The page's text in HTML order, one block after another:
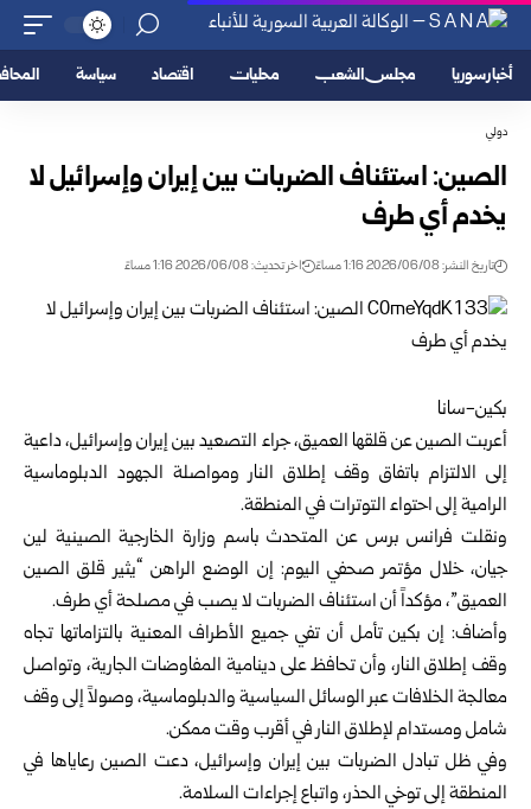
أخبار سوريا مجلس الشعب محليات اقتصاد سياسة
دولي
الصين: استئناف الضربات بين إيران وإسرائيل لا
يخدم أي طرف
تاريخ النشر: 2026/06/08 1:16 مساءً اخر تحديث: 2026/06/08 1:16 مساءً
بكين-سانا
أعربت الصين عن قلقها العميق، جراء التصعيد بين إيران وإسرائيل، داعية
إلى الالتزام باتفاق وقف إطلاق النار ومواصلة الجهود الدبلوماسية
الرامية إلى احتواء التوترات في المنطقة.
ونقلت فرانس برس عن المتحدث باسم وزارة الخارجية الصينية لين
جيان، خلال مؤتمر صحفي اليوم: إن الوضع الراهن “يثير قلق الصين
العميق”، مؤكداً أن استئناف الضربات لا يصب في مصلحة أي طرف.
وأضاف: إن بكين تأمل أن تفي جميع الأطراف المعنية بالتزاماتها تجاه
وقف إطلاق النار، وأن تحافظ على دينامية المفاوضات الجارية، وتواصل
معالجة الخلافات عبر الوسائل السياسية والدبلوماسية، وصولاً إلى وقف
شامل ومستدام لإطلاق النار في أقرب وقت ممكن.
وفي ظل تبادل الضربات بين إيران وإسرائيل، دعت الصين رعاياها في
المنطقة إلى توخي الحذر، واتباع إجراءات السلامة.